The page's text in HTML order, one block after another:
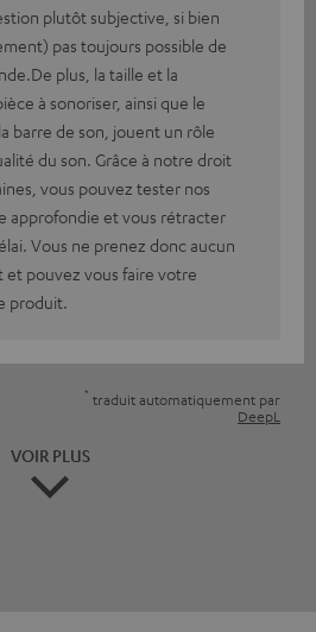
plutôt subjective, si bien
pas toujours possible de
plus, la taille et la
à sonoriser, ainsi que le
barre de son, jouent un rôle
du son. Grâce à notre droit
vous pouvez tester nos
approfondie et vous rétracter
Vous ne prenez donc aucun
et pouvez vous faire votre
produit.
* traduit automatiquement par
DeepL
VOIR PLUS